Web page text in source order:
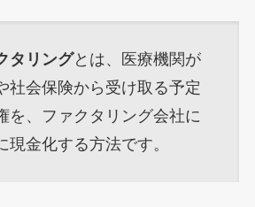
タリングとは、医療機関が
社会保険から受け取る予定
を、ファクタリング会社に
現金化する方法です。